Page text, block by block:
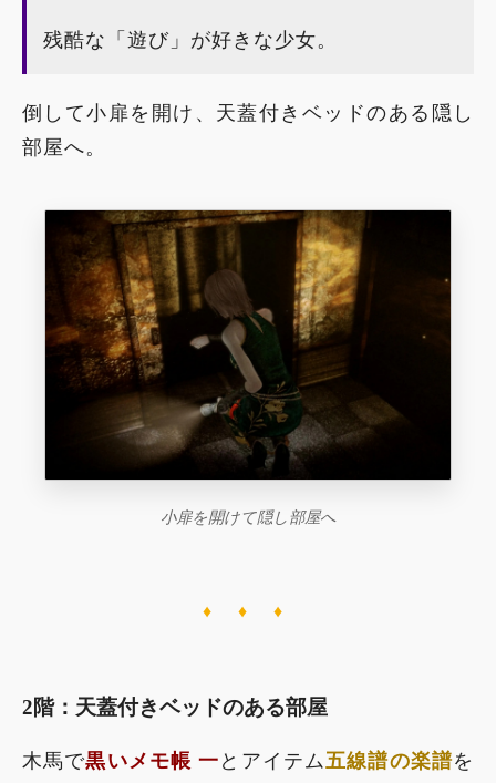
残酷な「遊び」が好きな少女。
倒して小扉を開け、天蓋付きベッドのある隠し
部屋へ。
小扉を開けて隠し部屋へ
♦ ♦ ♦
2階：天蓋付きベッドのある部屋
木馬で黒いメモ帳 一 とアイテム五線譜の楽譜を